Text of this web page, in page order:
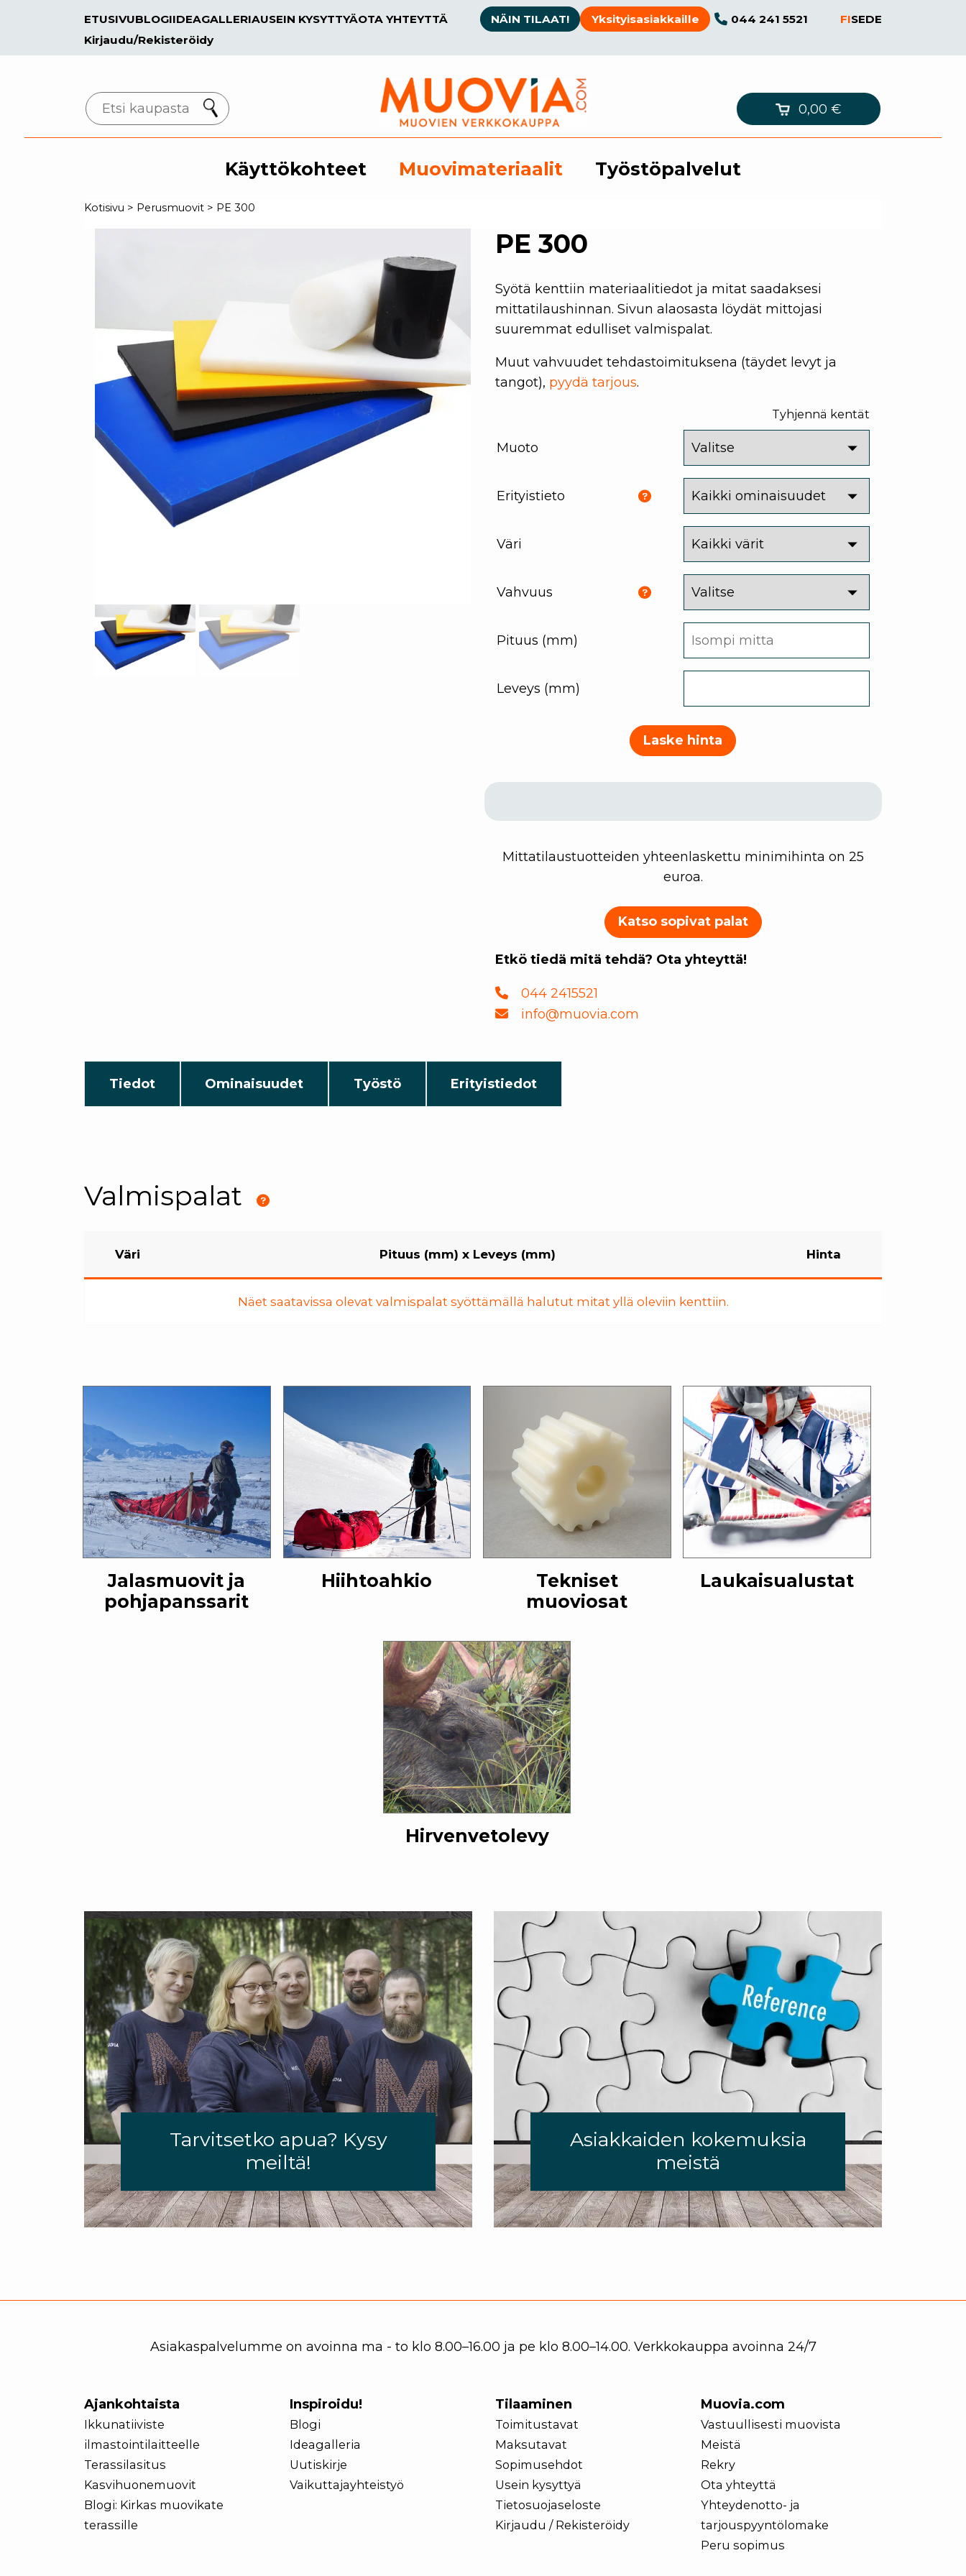
ETUSIVUBLOGIIDEAGALLERIAUSEIN KYSYTTYÄOTA YHTEYTTÄ NÄIN TILAAT! Yksityisasiakkaille 044 241 5521 FISEDE
Kirjaudu/Rekisteröidy
Search 0,00 €
Käyttökohteet Muovimateriaalit Työstöpalvelut
Kotisivu > Perusmuovit > PE 300
PE 300
Syötä kenttiin materiaalitiedot ja mitat saadaksesi
mittatilaushinnan. Sivun alaosasta löydät mittojasi
suuremmat edulliset valmispalat.
Muut vahvuudet tehdastoimituksena (täydet levyt ja
tangot), pyydä tarjous.
Tyhjennä kentät
Muoto
Erityistieto
Väri
Vahvuus
Pituus (mm)
Leveys (mm)
Laske hinta
Mittatilaustuotteiden yhteenlaskettu minimihinta on 25
euroa.
Katso sopivat palat
Etkö tiedä mitä tehdä? Ota yhteyttä!
044 2415521
info@muovia.com
Tiedot Ominaisuudet Työstö Erityistiedot
Valmispalat
Väri Pituus (mm) x Leveys (mm) Hinta
Näet saatavissa olevat valmispalat syöttämällä halutut mitat yllä oleviin kenttiin.
Jalasmuovit ja
pohjapanssarit
Hiihtoahkio
Tekniset
muoviosat
Laukaisualustat
Hirvenvetolevy
Tarvitsetko apua? Kysy
meiltä!
Asiakkaiden kokemuksia
meistä
Asiakaspalvelumme on avoinna ma - to klo 8.00–16.00 ja pe klo 8.00–14.00. Verkkokauppa avoinna 24/7
Ajankohtaista
Ikkunatiiviste
ilmastointilaitteelle
Terassilasitus
Kasvihuonemuovit
Blogi: Kirkas muovikate
terassille
Inspiroidu!
Blogi
Ideagalleria
Uutiskirje
Vaikuttajayhteistyö
Tilaaminen
Toimitustavat
Maksutavat
Sopimusehdot
Usein kysyttyä
Tietosuojaseloste
Kirjaudu / Rekisteröidy
Muovia.com
Vastuullisesti muovista
Meistä
Rekry
Ota yhteyttä
Yhteydenotto- ja
tarjouspyyntölomake
Peru sopimus